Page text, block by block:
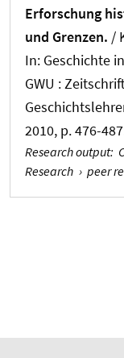
Erforschung
und Grenzen. /
In: Geschichte
GWU :
2010, p. 476-
Research output:
Research › peer